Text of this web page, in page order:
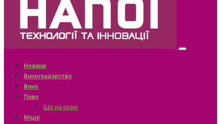
Новини
Виноградарство
Вино
Пиво
Що на крані
Міцні